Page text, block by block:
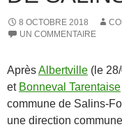
8 OCTOBRE 2018
UN COMMENTAIRE
AprèsAlbertville (le
et Bonneval Tarentaise
commune de Salins-
une direction